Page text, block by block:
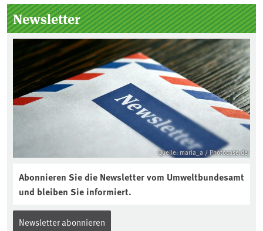
Kuratorium, wie wird der Boden des
Jahres ausgewählt und was passiert
eigentlich während eines solchen
Bodenjahres? Infos dazu gibt es im
aktuellen Podcast „Soilcast“. Jetzt
reinhören:
https://soilcast.de/interview/sc202-
interview-die-kuer-der-krume/
Newsletter
Quelle: maria_a / Photocase.de
Abonnieren Sie die Newsletter vom Umweltbundesamt
und bleiben Sie informiert.
Newsletter abonnieren